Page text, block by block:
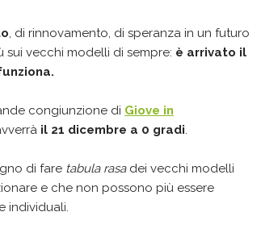
, di rinnovamento, di speranza in un futuro
vecchi modelli di sempre: è arrivato il
congiunzione di Giove in
il 21 dicembre a 0 gradi.
di fare tabula rasa dei vecchi modelli
e che non possono più essere
individuali.